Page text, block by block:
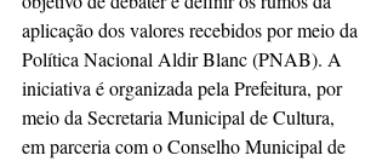
aplicação dos valores recebidos por meio da
Política Nacional Aldir Blanc (PNAB). A
iniciativa é organizada pela Prefeitura, por
meio da Secretaria Municipal de Cultura,
em parceria com o Conselho Municipal de